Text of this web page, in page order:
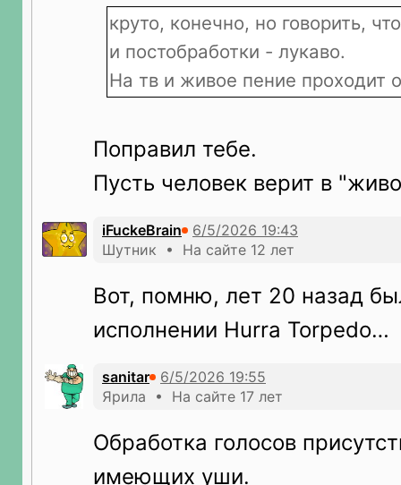
круто, конечно, но говорить,
и постобработки - лукаво.
На тв и живое пение проходит
Поправил тебе.
Пусть человек верит в
iFuckeBrain
Шутник • На сайте 12 лет
Вот, помню, лет 20 назад
исполнении Hurra Torpedo…
sanitar
Ярила • На сайте 17 лет
Обработка голосов
имеющих уши.